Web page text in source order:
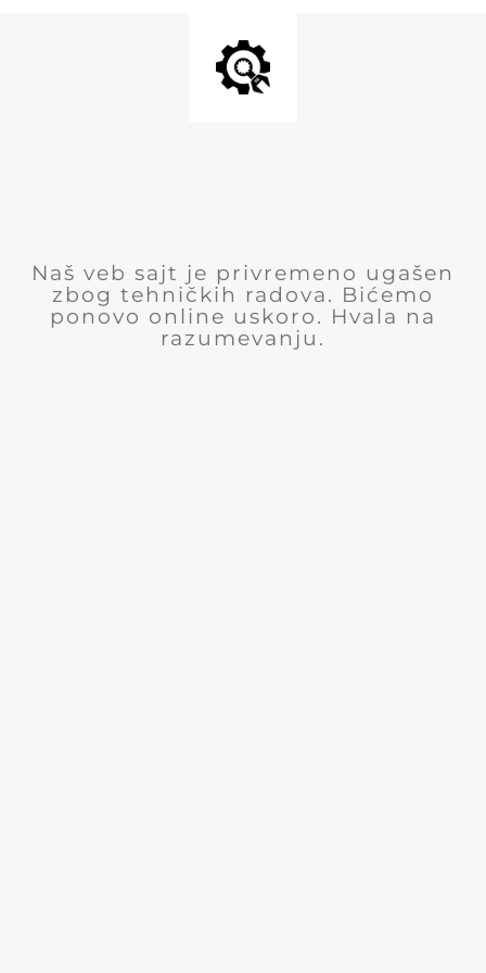
Naš veb sajt je privremeno ugašen
zbog tehničkih radova. Bićemo
ponovo online uskoro. Hvala na
razumevanju.